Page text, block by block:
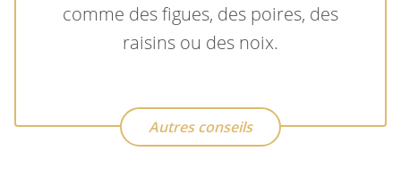
comme des figues, des poires, des
raisins ou des noix.
Autres conseils